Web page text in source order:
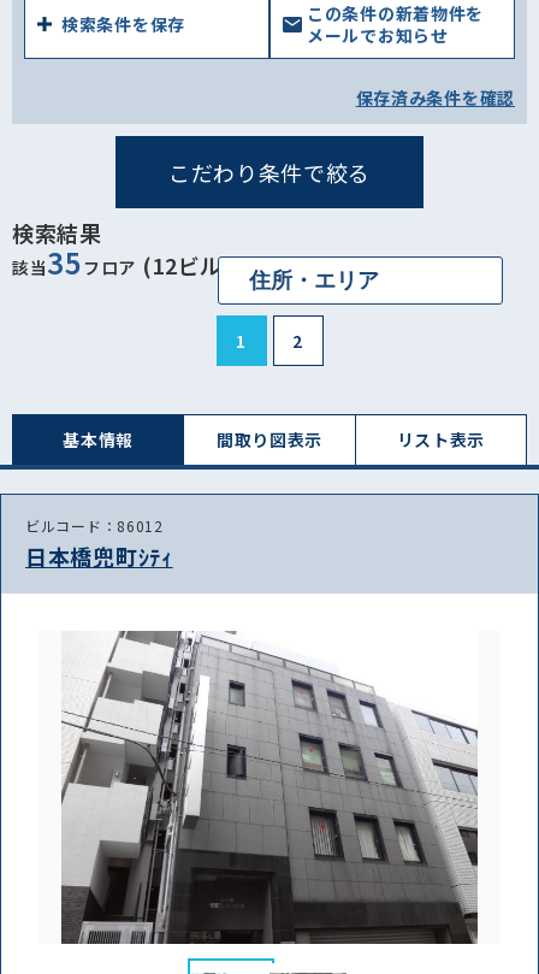
検索条件を保存
この条件の新着物件を
メールでお知らせ
保存済み条件を確認
こだわり条件で絞る
検索結果
該当35 フロア (12ビル)
1 2
基本情報 間取り図表⽰ リスト表⽰
ビルコード：86012
日本橋兜町ｼﾃｨ